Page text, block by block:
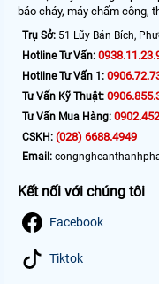
báo cháy, máy chấm công,
Trụ Sở: 51 Lũy Bán Bích,
Hotline Tư Vấn:
Hotline Tư Vấn 1:
Tư Vấn Kỹ Thuật:
Tư Vấn Mua Hàng:
CSKH: (028) 6688.4949
Email:
Kết nối với chúng tôi
Facebook
Tiktok